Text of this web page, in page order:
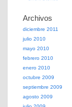
Archivos
diciembre 2011
julio 2010
mayo 2010
febrero 2010
enero 2010
octubre 2009
septiembre 2009
agosto 2009